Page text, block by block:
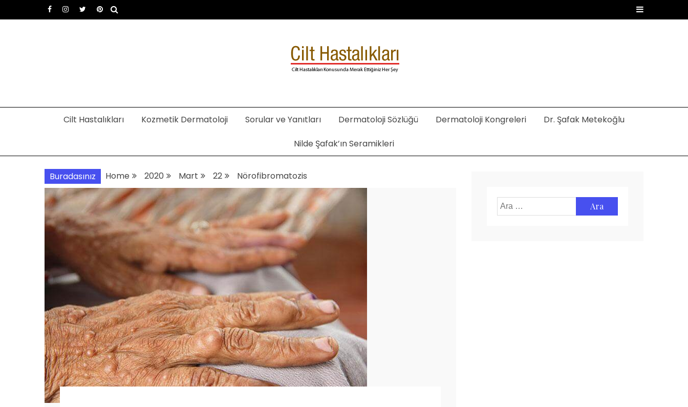
to
Dermatoloji uzmanı Dr. Şafak Metekoğlu Akalın
Cilt Hastalıkları Kozmetik Dermatoloji Sorular ve Yanıtları Dermatoloji Sözlüğü Dermatoloji Kongreleri Dr. Şafak Metekoğlu
Nilde Şafak’ın Seramikleri
Buradasınız Home 2020 Mart 22 Nörofibromatozis
Arama: